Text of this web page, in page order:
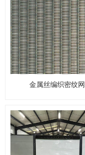
金属丝编织密纹网